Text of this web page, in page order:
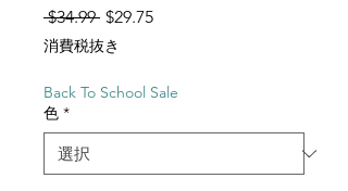
$34.99 通常価格
$29.75セール価格
消費税抜き
Back To School Sale
色 *